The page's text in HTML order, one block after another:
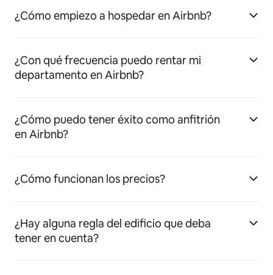
¿Cómo empiezo a hospedar en Airbnb?
¿Con qué frecuencia puedo rentar mi
departamento en Airbnb?
¿Cómo puedo tener éxito como anfitrión
en Airbnb?
¿Cómo funcionan los precios?
¿Hay alguna regla del edificio que deba
tener en cuenta?